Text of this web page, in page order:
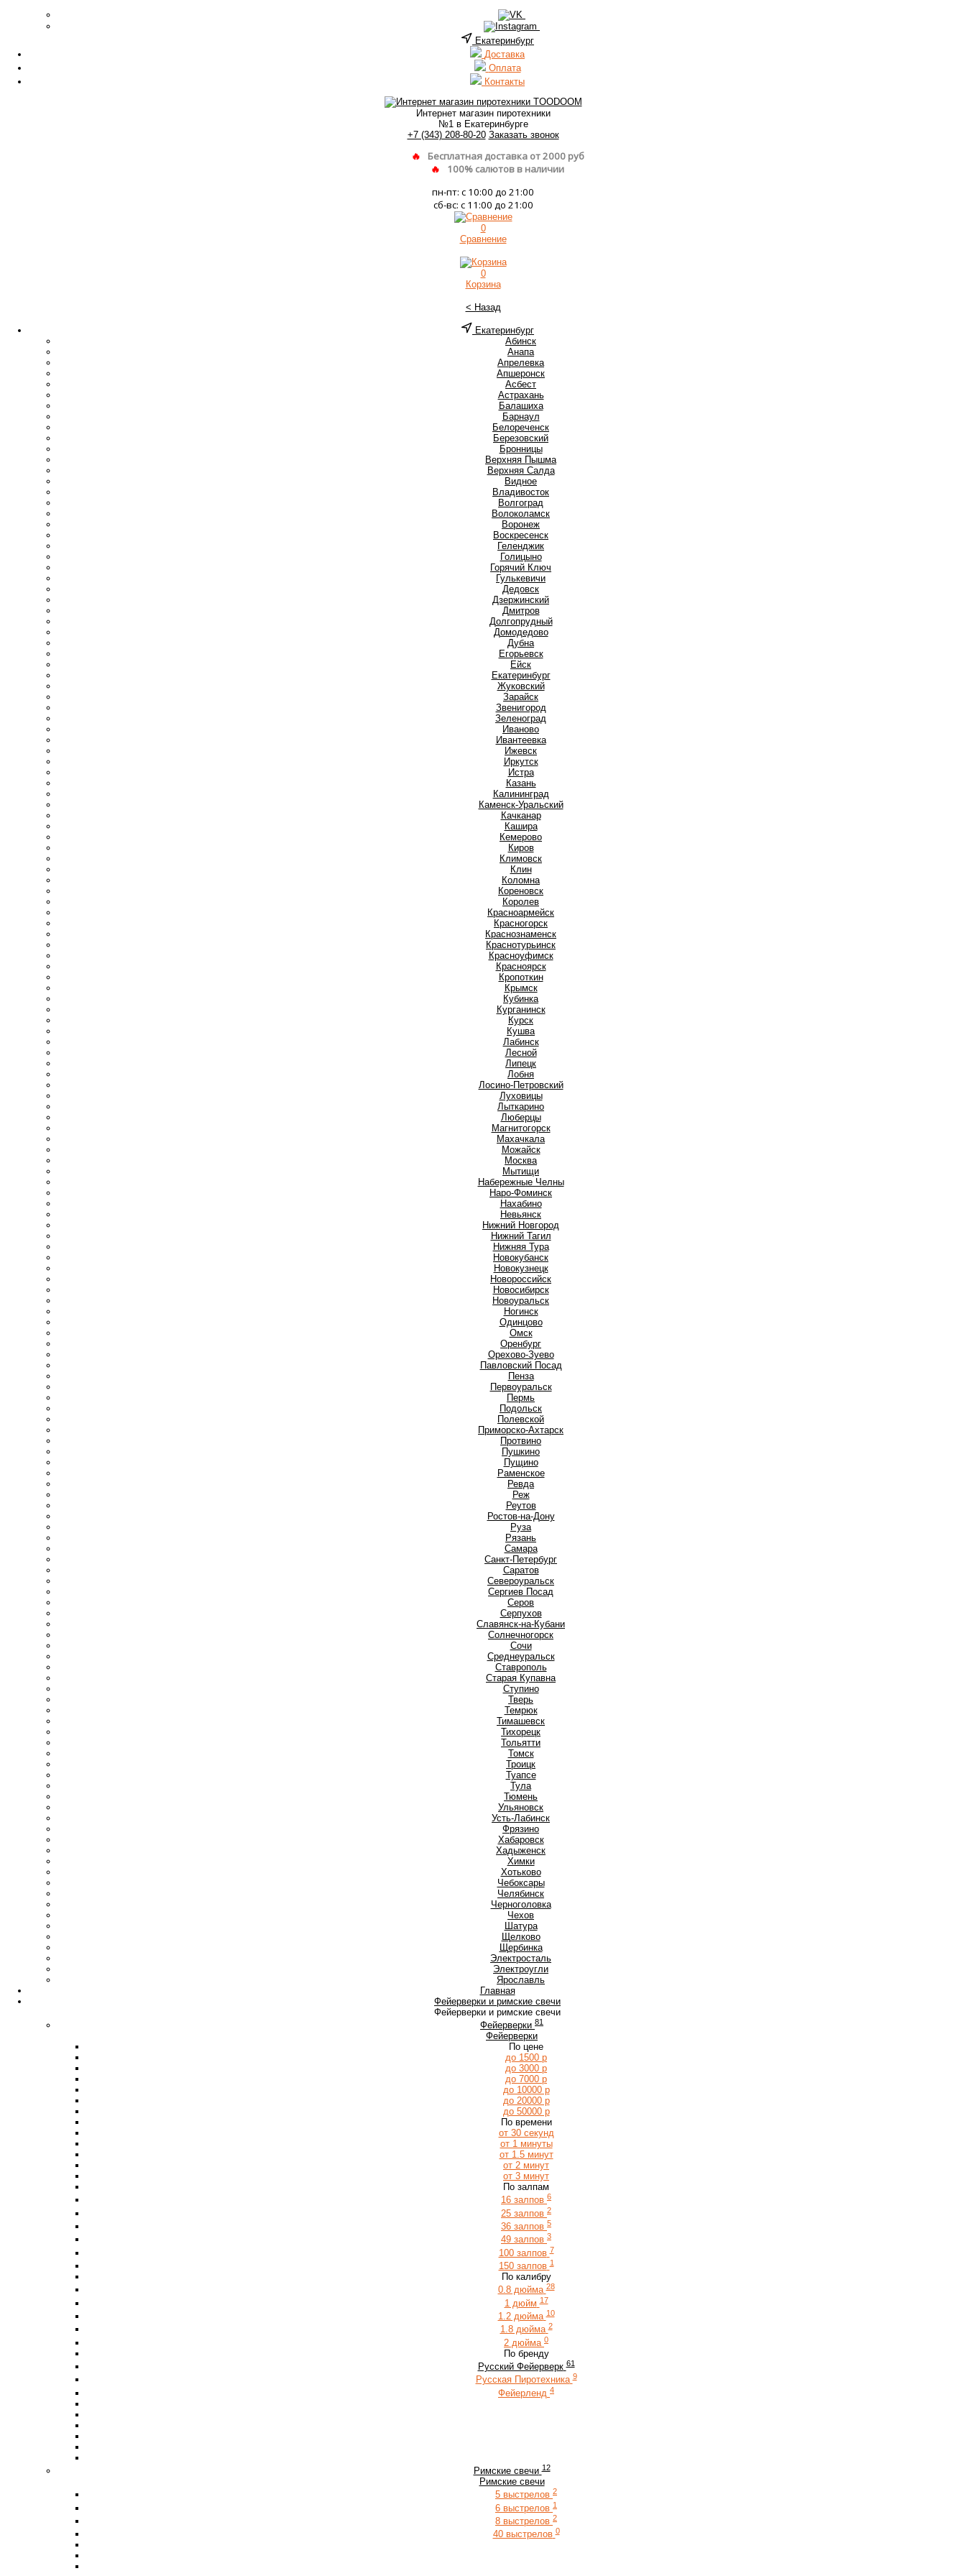
Екатеринбург
Доставка
Оплата
Контакты
Интернет магазин пиротехники
№1 в Екатеринбурге
+7 (343) 208-80-20 Заказать звонок
Бесплатная доставка от 2000 руб
100% салютов в наличии
пн-пт: с 10:00 до 21:00
сб-вс: с 11:00 до 21:00
0
Сравнение
0
Корзина
< Назад
Екатеринбург
Абинск
Анапа
Апрелевка
Апшеронск
Асбест
Астрахань
Балашиха
Барнаул
Белореченск
Березовский
Бронницы
Верхняя Пышма
Верхняя Салда
Видное
Владивосток
Волгоград
Волоколамск
Воронеж
Воскресенск
Геленджик
Голицыно
Горячий Ключ
Гулькевичи
Дедовск
Дзержинский
Дмитров
Долгопрудный
Домодедово
Дубна
Егорьевск
Ейск
Екатеринбург
Жуковский
Зарайск
Звенигород
Зеленоград
Иваново
Ивантеевка
Ижевск
Иркутск
Истра
Казань
Калининград
Каменск-Уральский
Качканар
Кашира
Кемерово
Киров
Климовск
Клин
Коломна
Кореновск
Королев
Красноармейск
Красногорск
Краснознаменск
Краснотурьинск
Красноуфимск
Красноярск
Кропоткин
Крымск
Кубинка
Курганинск
Курск
Кушва
Лабинск
Лесной
Липецк
Лобня
Лосино-Петровский
Луховицы
Лыткарино
Люберцы
Магнитогорск
Махачкала
Можайск
Москва
Мытищи
Набережные Челны
Наро-Фоминск
Нахабино
Невьянск
Нижний Новгород
Нижний Тагил
Нижняя Тура
Новокубанск
Новокузнецк
Новороссийск
Новосибирск
Новоуральск
Ногинск
Одинцово
Омск
Оренбург
Орехово-Зуево
Павловский Посад
Пенза
Первоуральск
Пермь
Подольск
Полевской
Приморско-Ахтарск
Протвино
Пушкино
Пущино
Раменское
Ревда
Реж
Реутов
Ростов-на-Дону
Руза
Рязань
Самара
Санкт-Петербург
Саратов
Североуральск
Сергиев Посад
Серов
Серпухов
Славянск-на-Кубани
Солнечногорск
Сочи
Среднеуральск
Ставрополь
Старая Купавна
Ступино
Тверь
Темрюк
Тимашевск
Тихорецк
Тольятти
Томск
Троицк
Туапсе
Тула
Тюмень
Ульяновск
Усть-Лабинск
Фрязино
Хабаровск
Хадыженск
Химки
Хотьково
Чебоксары
Челябинск
Черноголовка
Чехов
Шатура
Щелково
Щербинка
Электросталь
Электроугли
Ярославль
Главная
Фейерверки и римские свечи
Фейерверки и римские свечи
Фейерверки 81
Фейерверки
По цене
до 1500 р
до 3000 р
до 7000 р
до 10000 р
до 20000 р
до 50000 р
По времени
от 30 секунд
от 1 минуты
от 1.5 минут
от 2 минут
от 3 минут
По залпам
16 залпов 6
25 залпов 2
36 залпов 5
49 залпов 3
100 залпов 7
150 залпов 1
По калибру
0.8 дюйма 28
1 дюйм 17
1.2 дюйма 10
1.8 дюйма 2
2 дюйма 0
По бренду
Русский Фейерверк 61
Русская Пиротехника 9
Фейерленд 4
Римские свечи 12
Римские свечи
5 выстрелов 2
6 выстрелов 1
8 выстрелов 2
40 выстрелов 0